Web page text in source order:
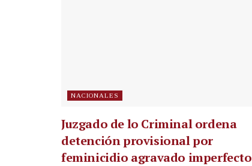
NACIONALES
Juzgado de lo Criminal ordena
detención provisional por
feminicidio agravado imperfecto